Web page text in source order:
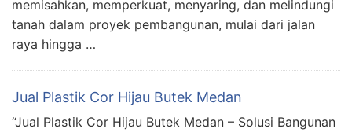
memisahkan, memperkuat, menyaring, dan melindungi
tanah dalam proyek pembangunan, mulai dari jalan
raya hingga …
Jual Plastik Cor Hijau Butek Medan
“Jual Plastik Cor Hijau Butek Medan – Solusi Bangunan